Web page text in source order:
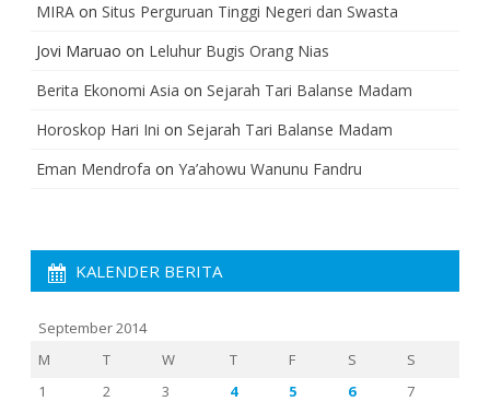
MIRA on Situs Perguruan Tinggi Negeri dan Swasta
Jovi Maruao on Leluhur Bugis Orang Nias
Berita Ekonomi Asia on Sejarah Tari Balanse Madam
Horoskop Hari Ini on Sejarah Tari Balanse Madam
Eman Mendrofa on Ya’ahowu Wanunu Fandru
KALENDER BERITA
September 2014
M
T W T F S
S
1
2 3 4 5 6
7